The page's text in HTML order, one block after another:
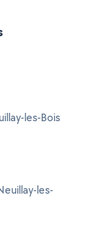
les-Bois
les-